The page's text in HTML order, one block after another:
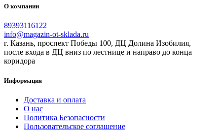
О компании
89393116122
info@magazin-ot-sklada.ru
г. Казань, проспект Победы 100, ДЦ Долина Изобилия,
после входа в ДЦ вниз по лестнице и направо до конца
коридора
Информация
Доставка и оплата
О нас
Политика Безопасности
Пользовательское соглашение